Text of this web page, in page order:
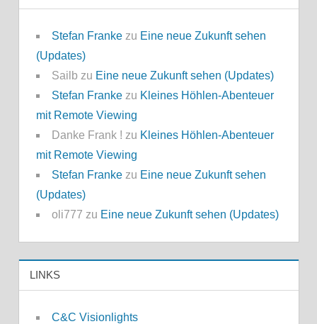
Stefan Frankezu Eine neue Zukunft sehen
(Updates)
Sailb zu Eine neue Zukunft sehen (Updates)
Stefan Frankezu Kleines Höhlen-Abenteuer
mit Remote Viewing
Danke Frank ! zu Kleines Höhlen-Abenteuer
mit Remote Viewing
Stefan Frankezu Eine neue Zukunft sehen
(Updates)
oli777 zu Eine neue Zukunft sehen (Updates)
LINKS
C&C Visionlights